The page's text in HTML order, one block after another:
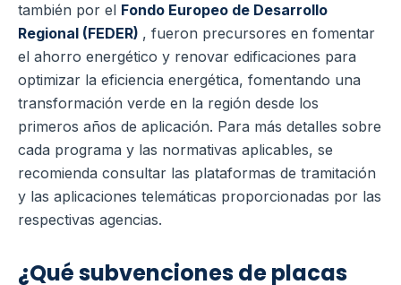
también por el Fondo Europeo de Desarrollo
Regional (FEDER) , fueron precursores en fomentar
el ahorro energético y renovar edificaciones para
optimizar la eficiencia energética, fomentando una
transformación verde en la región desde los
primeros años de aplicación. Para más detalles sobre
cada programa y las normativas aplicables, se
recomienda consultar las plataformas de tramitación
y las aplicaciones telemáticas proporcionadas por las
respectivas agencias.
¿Qué subvenciones de placas